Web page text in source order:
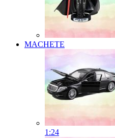
MACHETE
1:24